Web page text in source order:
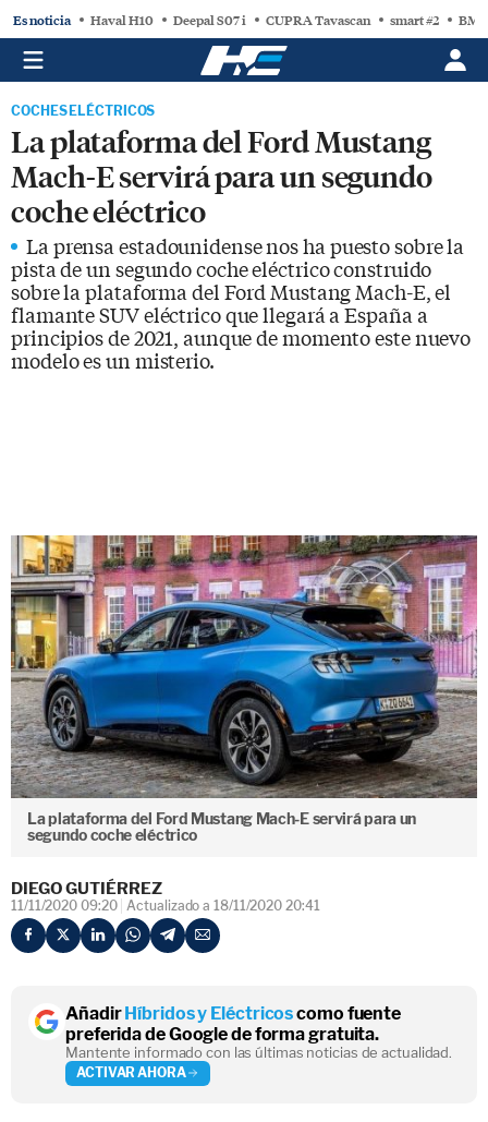
Es noticia Haval H10 Deepal S07 i CUPRA Tavascan smart #2
COCHES ELÉCTRICOS
La plataforma del Ford Mustang
Mach-E servirá para un segundo
coche eléctrico
La prensa estadounidense nos ha puesto sobre la
pista de un segundo coche eléctrico construido
sobre la plataforma del Ford Mustang Mach-E, el
flamante SUV eléctrico que llegará a España a
principios de 2021, aunque de momento este nuevo
modelo es un misterio.
La plataforma del Ford Mustang Mach-E servirá para un
segundo coche eléctrico
DIEGO GUTIÉRREZ
11/11/2020 09:20 Actualizado a 18/11/2020 20:41
AñadirHíbridos y Eléctricoscomo fuente
preferida de Google de forma gratuita.
Mantente informado con las últimas noticias de actualidad.
ACTIVAR AHORA